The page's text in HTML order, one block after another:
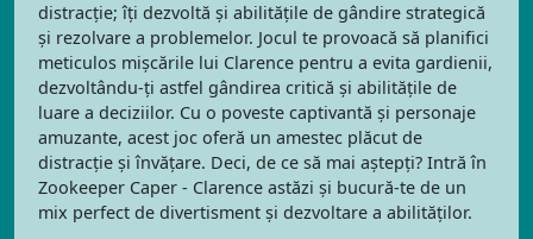
distracție; îți dezvoltă și abilitățile de gândire strategică
și rezolvare a problemelor. Jocul te provoacă să planifici
meticulos mișcările lui Clarence pentru a evita gardienii,
dezvoltându-ți astfel gândirea critică și abilitățile de
luare a deciziilor. Cu o poveste captivantă și personaje
amuzante, acest joc oferă un amestec plăcut de
distracție și învățare. Deci, de ce să mai aștepți? Intră în
Zookeeper Caper - Clarence astăzi și bucură-te de un
mix perfect de divertisment și dezvoltare a abilităților.